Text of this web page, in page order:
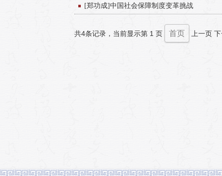
[郑功成]中国社会保障制度变革挑战
共4条记录，当前显示第 1 页 首页 上一页